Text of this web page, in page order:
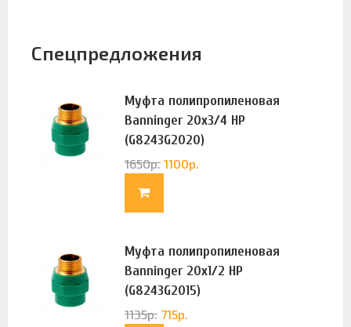
Спецпредложения
Муфта полипропиленовая
Banninger 20х3/4 НР
(G8243G2020)
1650р. 1100р.
Муфта полипропиленовая
Banninger 20х1/2 НР
(G8243G2015)
1135р. 715р.